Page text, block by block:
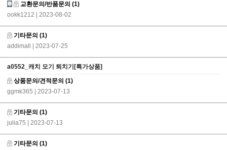
교환문의/반품문의 (1)
ookk1212
| 2023-08-02
기타문의 (1)
addimall
| 2023-07-25
a0552_캐치 모기 퇴치기[특가상품]
상품문의/견적문의 (1)
ggmk365
| 2023-07-13
기타문의 (1)
julia75
| 2023-07-13
기타문의 (1)